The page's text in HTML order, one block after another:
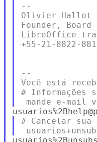
--
Olivier Hallot
Founder,
LibreOffice
+55-21-8822-
--
Você está
# Informações
# Cancelar